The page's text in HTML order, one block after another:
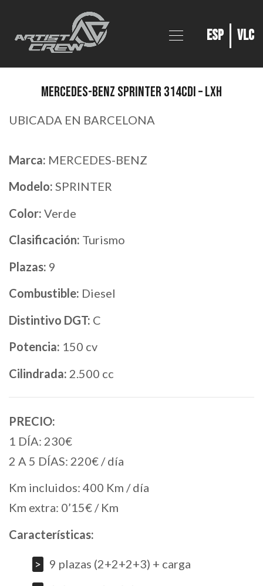
ESP VLC
MERCEDES-BENZ SPRINTER 314CDI – LXH
UBICADA EN BARCELONA
Marca: MERCEDES-BENZ
Modelo: SPRINTER
Color: Verde
Clasificación: Turismo
Plazas: 9
Combustible: Diesel
Distintivo DGT: C
Potencia: 150 cv
Cilindrada: 2.500 cc
PRECIO:
1 DÍA: 230€
2 A 5 DÍAS: 220€ / día
Km incluidos: 400 Km / día
Km extra: 0’15€ / Km
Características:
9 plazas (2+2+2+3) + carga